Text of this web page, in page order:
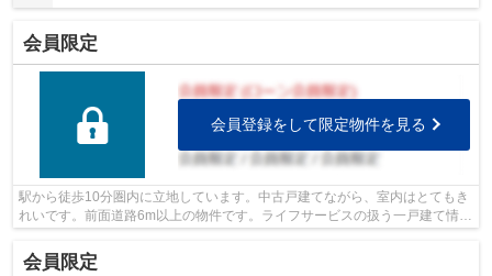
会員限定
会員登録をして限定物件を見る
駅から徒歩10分圏内に立地しています。中古戸建てながら、室内はとてもき
れいです。前面道路6m以上の物件です。ライフサービスの扱う一戸建て情報
は、大阪市淀川区に数多くございます...
会員限定